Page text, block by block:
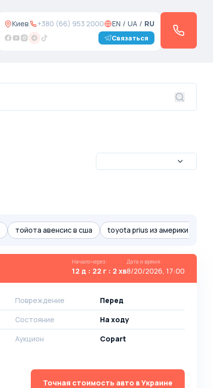
Киев +380 (66) 953 2000 EN / UA / RU
Связаться
тойота авенсис в сша toyota prius из америки
Начало через:
12 д : 22 г : 2 хв
Дата и время:
8/20/2026, 17:00
Повреждение
Перед
Состояние
На ходу
Аукцион
Copart
Точная стоимость авто в Украине